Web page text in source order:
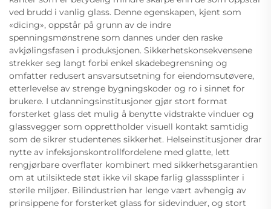
ved brudd i vanlig glass. Denne egenskapen, kjent som
«dicing», oppstår på grunn av de indre
spenningsmønstrene som dannes under den raske
avkjølingsfasen i produksjonen. Sikkerhetskonsekvensene
strekker seg langt forbi enkel skadebegrensning og
omfatter redusert ansvarsutsetning for eiendomsutøvere,
etterlevelse av strenge bygningskoder og ro i sinnet for
brukere. I utdanningsinstitusjoner gjør stort format
forsterket glass det mulig å benytte vidstrakte vinduer og
glassvegger som opprettholder visuell kontakt samtidig
som de sikrer studentenes sikkerhet. Helseinstitusjoner drar
nytte av infeksjonskontrollfordelene med glatte, lett
rengjørbare overflater kombinert med sikkerhetsgarantien
om at utilsiktede støt ikke vil skape farlig glasssplinter i
sterile miljøer. Bilindustrien har lenge vært avhengig av
prinsippene for forsterket glass for sidevinduer, og stort